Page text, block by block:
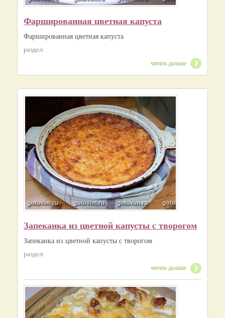
Фаршированная цветная капуста
Фаршированная цветная капуста
раздел:
читать дальше
Запеканка из цветной капусты с творогом
Запеканка из цветной капусты с творогом
раздел:
читать дальше